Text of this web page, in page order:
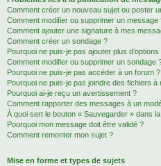
Comment créer un nouveau sujet ou poster
Comment modifier ou supprimer un message
Comment ajouter une signature à mes
Comment créer un sondage ?
Pourquoi ne puis-je pas ajouter plus
Comment modifier ou supprimer un sondage
Pourquoi ne puis-je pas accéder à un forum ?
Pourquoi ne puis-je pas joindre des fichiers à
Pourquoi ai-je reçu un avertissement ?
Comment rapporter des messages à un
À quoi sert le bouton « Sauvegarder » dans
Pourquoi mon message doit être validé ?
Comment remonter mon sujet ?
Mise en forme et types de sujets